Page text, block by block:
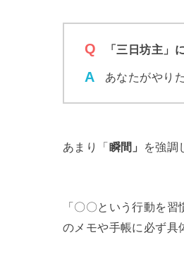
「三日坊主」
あなたがやり
あまり「瞬間」 を強調
「〇〇という行動を
のメモや手帳に必ず具